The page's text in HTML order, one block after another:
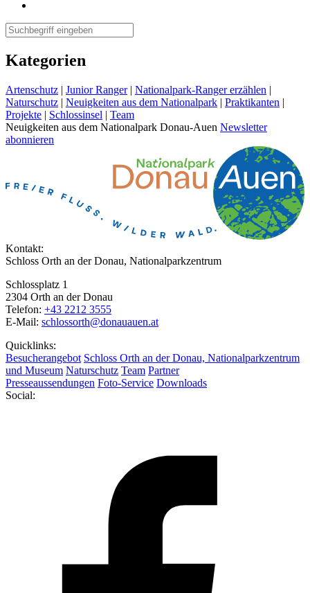
Kategorien
Artenschutz | Junior Ranger | Nationalpark-Ranger erzählen |
Naturschutz | Neuigkeiten aus dem Nationalpark | Praktikanten |
Projekte | Schlossinsel | Team
Neuigkeiten aus dem Nationalpark Donau-Auen Newsletter
abonnieren
Kontakt:
Schloss Orth an der Donau, Nationalparkzentrum
Schlossplatz 1
2304 Orth an der Donau
Telefon: +43 2212 3555
E-Mail: schlossorth@donauauen.at
Quicklinks:
Besucherangebot Schloss Orth an der Donau, Nationalparkzentrum
und Museum Naturschutz Team Partner
Presseaussendungen Foto-Service Downloads
Social: